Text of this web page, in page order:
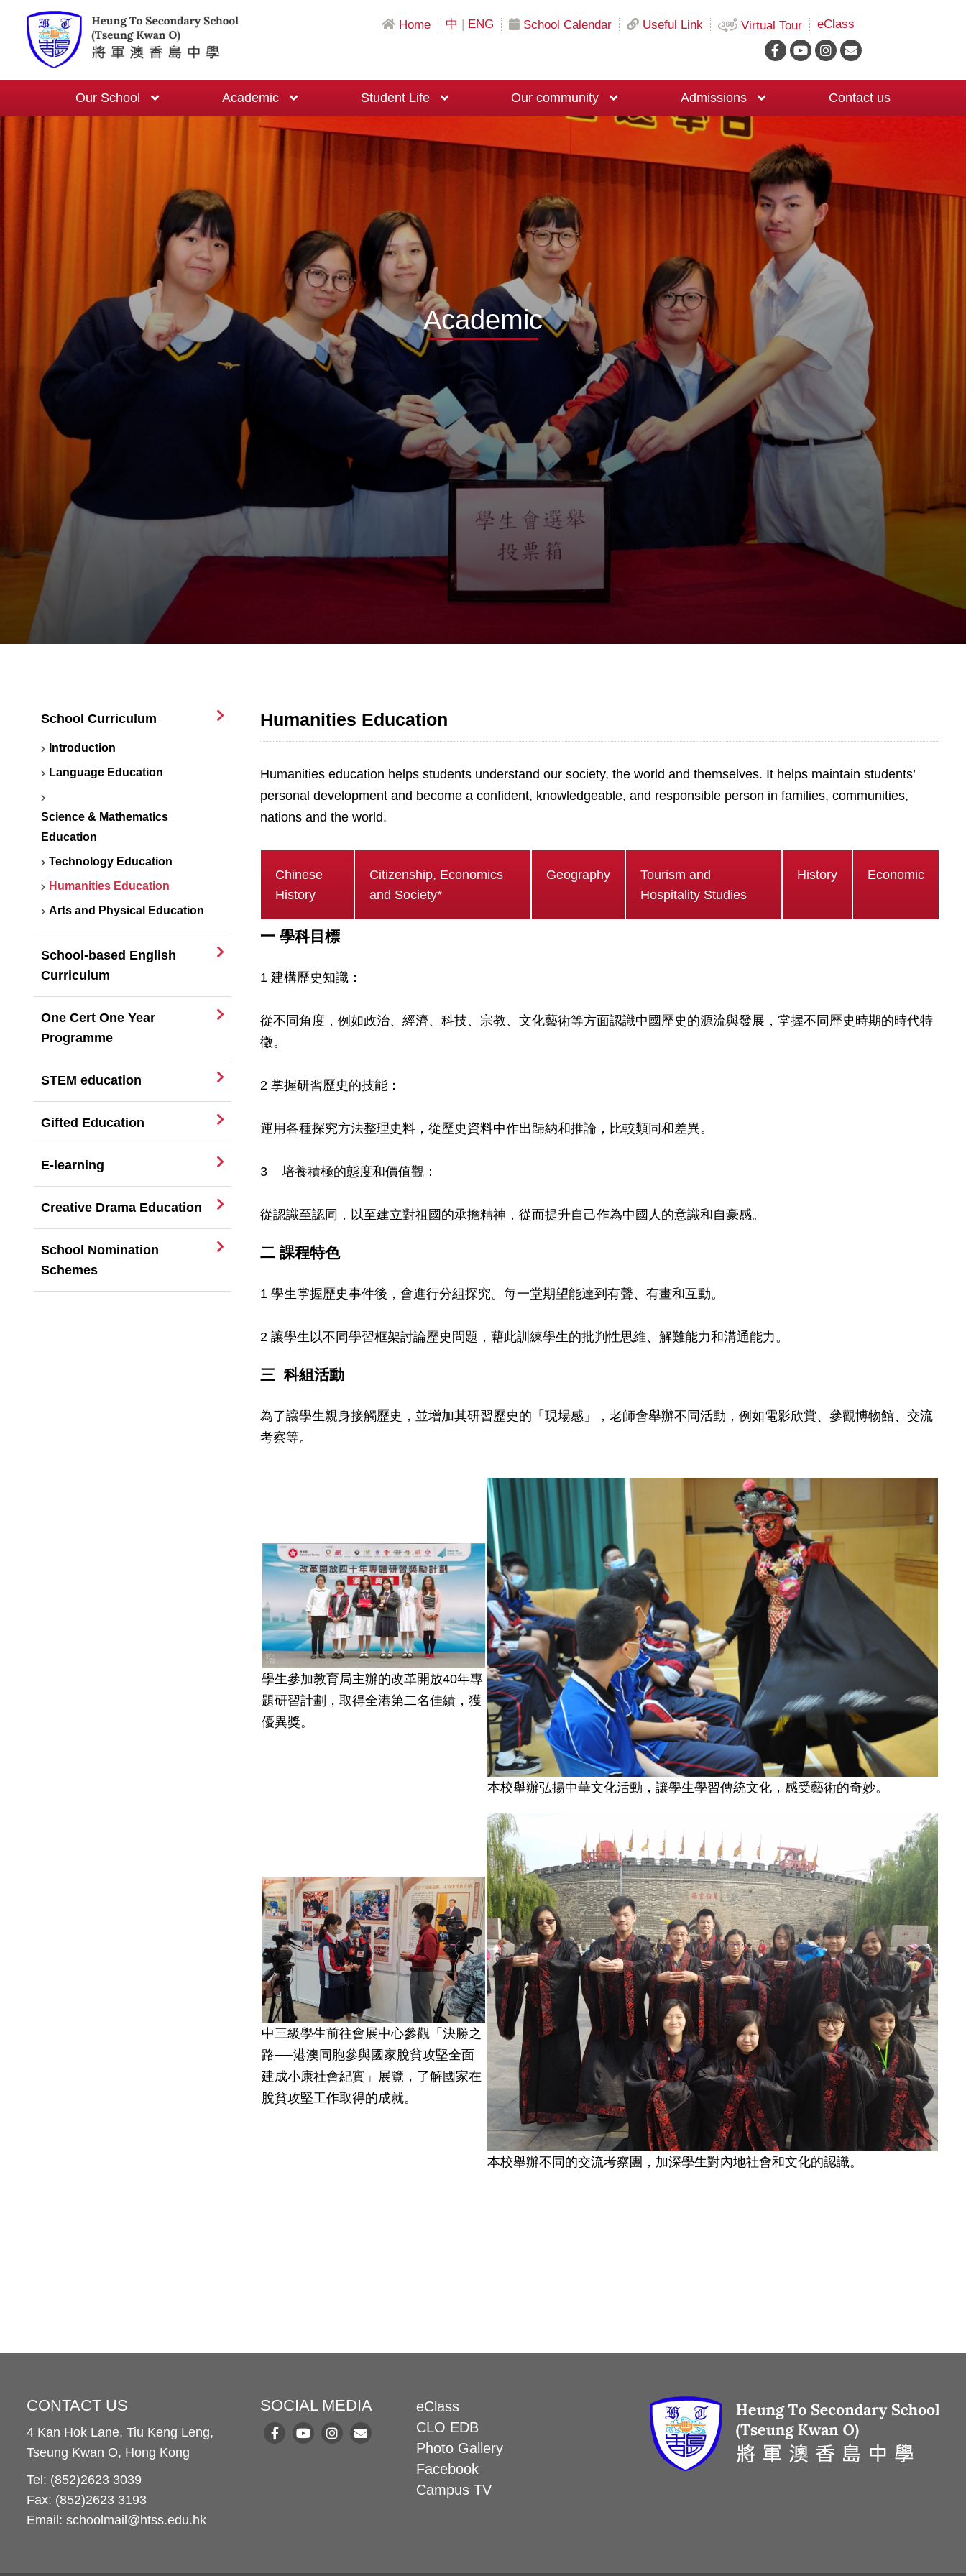
Home 中 | ENG School Calendar Useful Link Virtual Tour eClass
Our School Academic Student Life Our community Admissions Contact us
Academic
School Curriculum
Introduction
Language Education
Science & Mathematics
Education
Technology Education
Humanities Education
Arts and Physical Education
School-based English
Curriculum
One Cert One Year
Programme
STEM education
Gifted Education
E-learning
Creative Drama Education
School Nomination
Schemes
Humanities Education
Humanities education helps students understand our society, the world and themselves. It helps maintain students’
personal development and become a confident, knowledgeable, and responsible person in families, communities,
nations and the world.
Chinese
History
Citizenship, Economics
and Society*
Geography
Tourism and
Hospitality Studies
History Economic
一 學科目標
1 建構歷史知識：
從不同角度，例如政治、經濟、科技、宗教、文化藝術等方面認識中國歷史的源流與發展，掌握不同歷史時期的時代特
徵。
2 掌握研習歷史的技能：
運用各種探究方法整理史料，從歷史資料中作出歸納和推論，比較類同和差異。
3 培養積極的態度和價值觀：
從認識至認同，以至建立對祖國的承擔精神，從而提升自己作為中國人的意識和自豪感。
二 課程特色
1 學生掌握歷史事件後，會進行分組探究。每一堂期望能達到有聲、有畫和互動。
2 讓學生以不同學習框架討論歷史問題，藉此訓練學生的批判性思維、解難能力和溝通能力。
三 科組活動
為了讓學生親身接觸歷史，並增加其研習歷史的「現場感」，老師會舉辦不同活動，例如電影欣賞、參觀博物館、交流
考察等。
學生參加教育局主辦的改革開放40年專
題研習計劃，取得全港第二名佳績，獲
優異獎。
本校舉辦弘揚中華文化活動，讓學生學習傳統文化，感受藝術的奇妙。
中三級學生前往會展中心參觀「決勝之
路──港澳同胞參與國家脫貧攻堅全面
建成小康社會紀實」展覽，了解國家在
脫貧攻堅工作取得的成就。
本校舉辦不同的交流考察團，加深學生對內地社會和文化的認識。
CONTACT US
4 Kan Hok Lane, Tiu Keng Leng,
Tseung Kwan O, Hong Kong
Tel: (852)2623 3039
Fax: (852)2623 3193
Email: schoolmail@htss.edu.hk
SOCIAL MEDIA
eClass
CLO EDB
Photo Gallery
Facebook
Campus TV